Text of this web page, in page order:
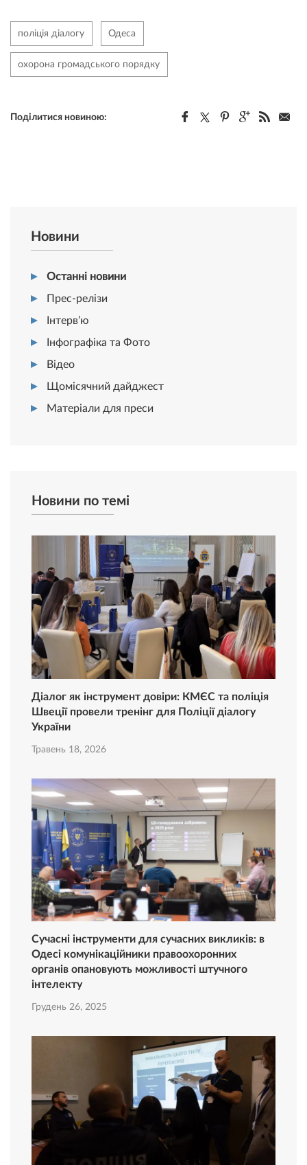
поліція діалогу Одеса
охорона громадського порядку
Поділитися новиною:
Новини
Останні новини
Прес-релізи
Інтерв’ю
Інфографіка та Фото
Відео
Щомісячний дайджест
Матеріали для преси
Новини по темі
Діалог як інструмент довіри: КМЄС та поліція
Швеції провели тренінг для Поліції діалогу
України
Травень 18, 2026
Сучасні інструменти для сучасних викликів: в
Одесі комунікаційники правоохоронних
органів опановують можливості штучного
інтелекту
Грудень 26, 2025